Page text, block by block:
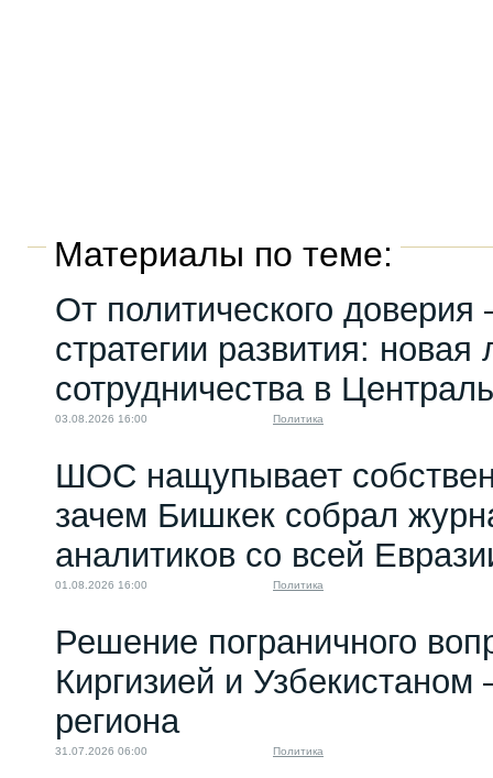
Материалы по теме:
От политического
стратегии развития: новая
сотрудничества в
03.08.2026 16:00 Политика
ШОС нащупывает
зачем Бишкек собрал
аналитиков со всей
01.08.2026 16:00 Политика
Решение пограничного
Киргизией и Узбекистаном
региона
31.07.2026 06:00 Политика